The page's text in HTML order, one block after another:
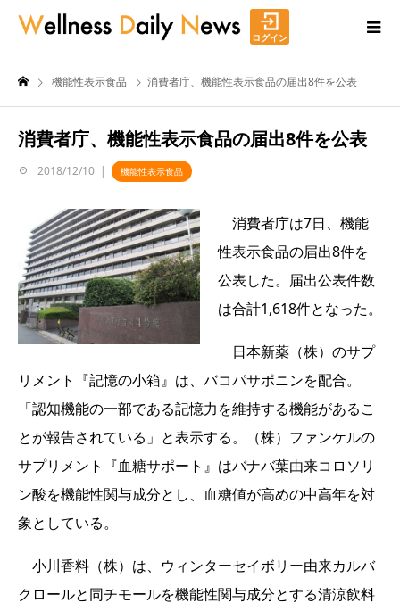
ログイン
機能性表示食品 消費者庁、機能性表示食品の届出8件を公表
消費者庁、機能性表示食品の届出8件を公表
2018/12/10 機能性表示食品
消費者庁は7日、機能
性表示食品の届出8件を
公表した。届出公表件数
は合計1,618件となった。
日本新薬（株）のサプ
リメント『記憶の小箱』は、バコパサポニンを配合。
「認知機能の一部である記憶力を維持する機能があるこ
とが報告されている」と表示する。（株）ファンケルの
サプリメント『血糖サポート』はバナバ葉由来コロソリ
ン酸を機能性関与成分とし、血糖値が高めの中高年を対
象としている。
小川香料（株）は、ウィンターセイボリー由来カルバ
クロールと同チモールを機能性関与成分とする清涼飲料